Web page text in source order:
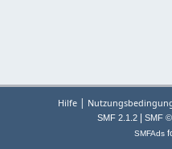
Hilfe |
SMF 2.1.2| SMF ©
SMFAds